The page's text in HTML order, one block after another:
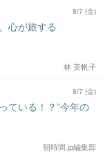
8/7 (金)
心が旅する
林 美帆子
8/7 (金)
ている！？”今年の
朝時間.jp編集部